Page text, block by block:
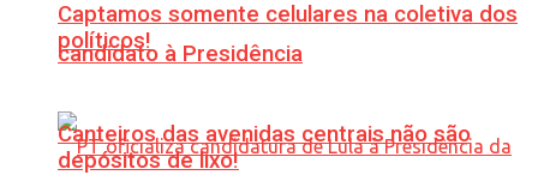
candidato à Presidência
Captamos somente celulares na coletiva dos
políticos!
Canteiros das avenidas centrais não são
depósitos de lixo!